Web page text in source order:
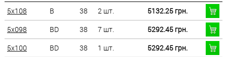
5x108 B 38 2 шт.
5132.25 грн.
5x098
BD 38 7 шт.
5292.45 грн.
5x100
BD 38 1 шт.
5292.45 грн.